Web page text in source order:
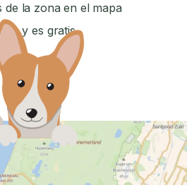
la zona en el mapa
y es gratis